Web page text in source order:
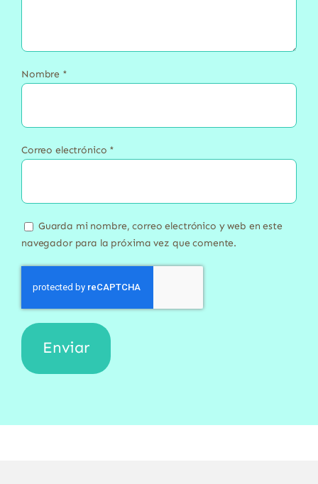
Nombre *
Correo electrónico *
Guarda mi nombre, correo electrónico y web en este
navegador para la próxima vez que comente.